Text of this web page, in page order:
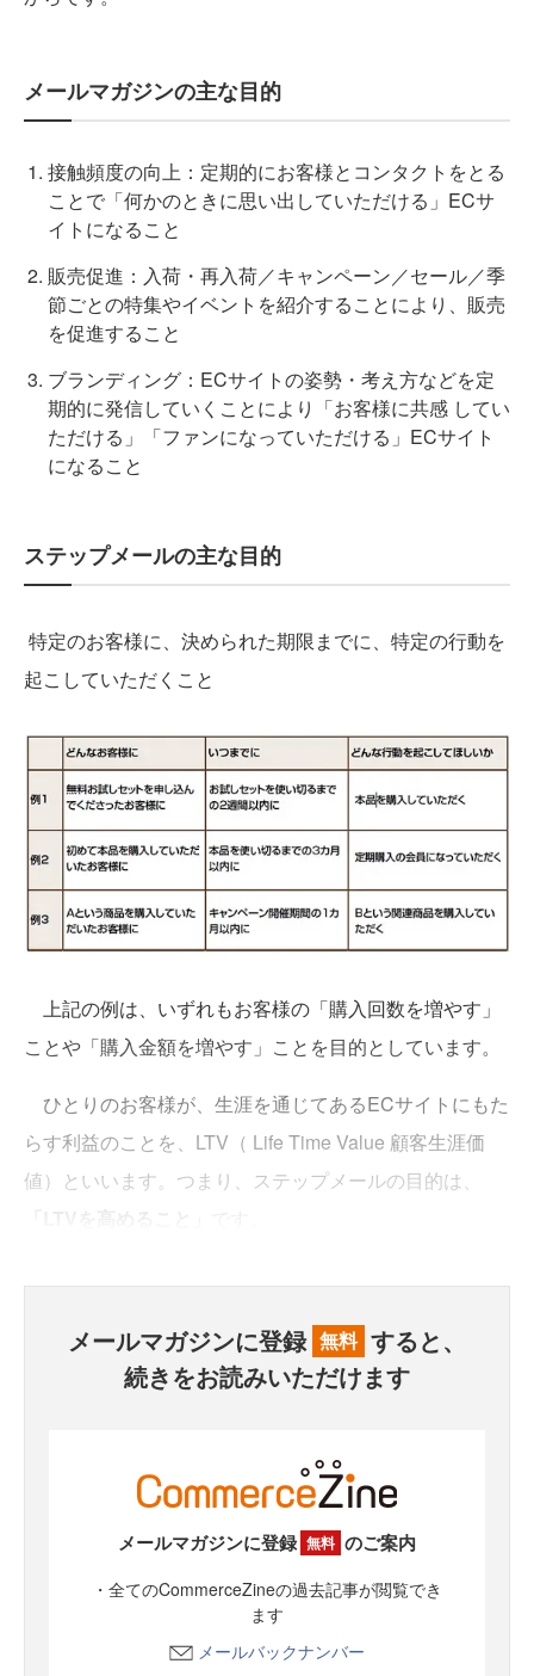
メールマガジンの主な目的
接触頻度の向上：定期的にお客様とコンタクトをとる
ことで「何かのときに思い出していただける」ECサ
イトになること
販売促進：入荷・再入荷／キャンペーン／セール／季
節ごとの特集やイベントを紹介することにより、販売
を促進すること
ブランディング：ECサイトの姿勢・考え方などを定
期的に発信していくことにより「お客様に共感 してい
ただける」「ファンになっていただける」ECサイト
になること
ステップメールの主な目的
特定のお客様に、決められた期限までに、特定の行動を
起こしていただくこと
上記の例は、いずれもお客様の「購入回数を増やす」
ことや「購入金額を増やす」ことを目的としています。
ひとりのお客様が、生涯を通じてあるECサイトにもた
らす利益のことを、LTV（ Life Time Value 顧客生涯価
値）といいます。つまり、ステップメールの目的は、
メールマガジンに登録 無料 すると、
続きをお読みいただけます
メールマガジンに登録 無料 のご案内
・全てのCommerceZineの過去記事が閲覧でき
ます
メールバックナンバー